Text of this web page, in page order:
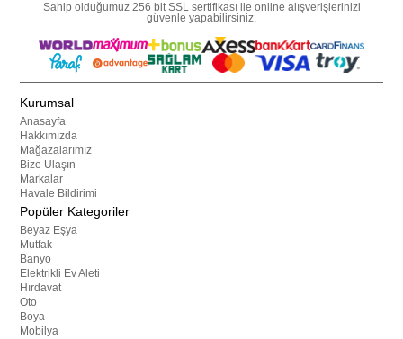
Sahip olduğumuz 256 bit SSL sertifikası ile online alışverişlerinizi
güvenle yapabilirsiniz.
Kurumsal
Anasayfa
Hakkımızda
Mağazalarımız
Bize Ulaşın
Markalar
Havale Bildirimi
Popüler Kategoriler
Beyaz Eşya
Mutfak
Banyo
Elektrikli Ev Aleti
Hırdavat
Oto
Boya
Mobilya